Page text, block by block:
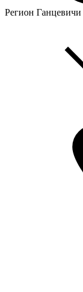
Регион Ганцевичи